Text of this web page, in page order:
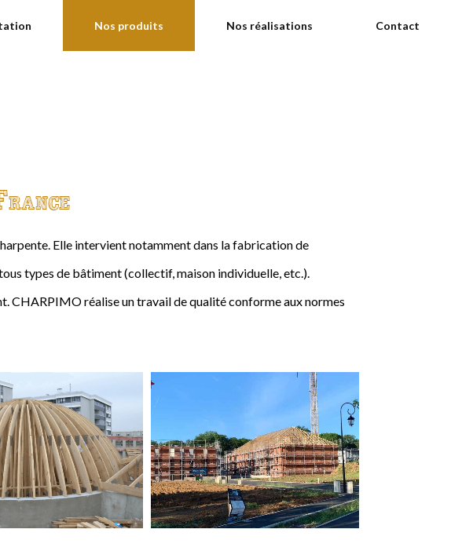
Nos produits Nos réalisations Contact
Elle intervient notamment dans la fabrication de
types de bâtiment (collectif, maison individuelle, etc.).
CHARPIMO réalise un travail de qualité conforme aux normes